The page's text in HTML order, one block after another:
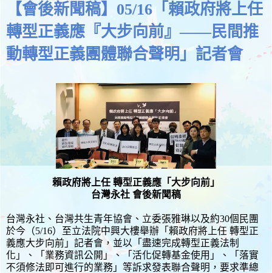
【會後新聞稿】05/16「賴政府將上任
轉型正義應『大步向前』——民間推
動轉型正義團體聯合聲明」記者會
賴政府將上任 轉型正義應「大步向前」
台灣永社 會後新聞稿
台灣永社、台灣共生青年協會、立委張雅琳以及約30個民團
於今（5/16）至立法院中興大樓舉辦「賴政府將上任 轉型正
義應大步向前」記者會，並以「盡速完成轉型正義法制
化」、「業務資訊公開」、「活化促轉基金使用」、「落實
不須修法即可進行的業務」等訴求發表聯合聲明，要求準總